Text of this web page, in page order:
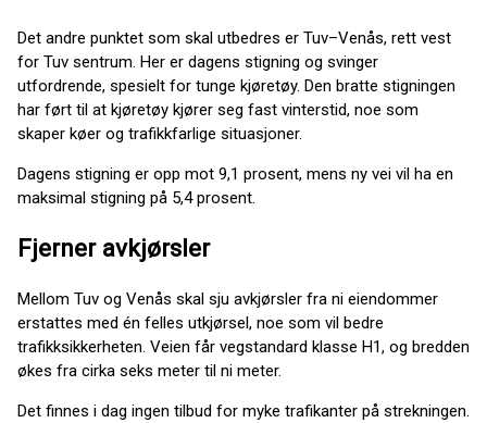
Det andre punktet som skal utbedres er Tuv–Venås, rett vest
for Tuv sentrum. Her er dagens stigning og svinger
utfordrende, spesielt for tunge kjøretøy. Den bratte stigningen
har ført til at kjøretøy kjører seg fast vinterstid, noe som
skaper køer og trafikkfarlige situasjoner.
Dagens stigning er opp mot 9,1 prosent, mens ny vei vil ha en
maksimal stigning på 5,4 prosent.
Fjerner avkjørsler
Mellom Tuv og Venås skal sju avkjørsler fra ni eiendommer
erstattes med én felles utkjørsel, noe som vil bedre
trafikksikkerheten. Veien får vegstandard klasse H1, og bredden
økes fra cirka seks meter til ni meter.
Det finnes i dag ingen tilbud for myke trafikanter på strekningen.